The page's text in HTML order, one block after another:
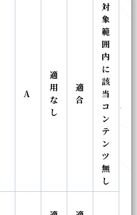
A
適
用
な
し
適
合
対
象
範
囲
内
に
該
当
コ
ン
テ
ン
ツ
無
し